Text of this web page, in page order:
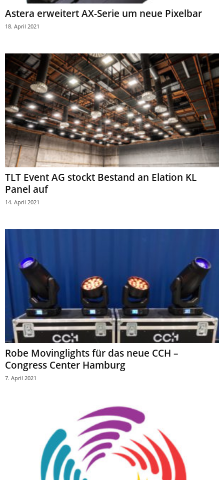
Astera erweitert AX-Serie um neue Pixelbar
18. April 2021
TLT Event AG stockt Bestand an Elation KL
Panel auf
14. April 2021
Robe Movinglights für das neue CCH –
Congress Center Hamburg
7. April 2021